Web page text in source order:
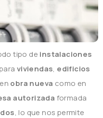
tipo de instalaciones
viviendas, edificios
obra nueva como en
autorizada formada
, lo que nos permite